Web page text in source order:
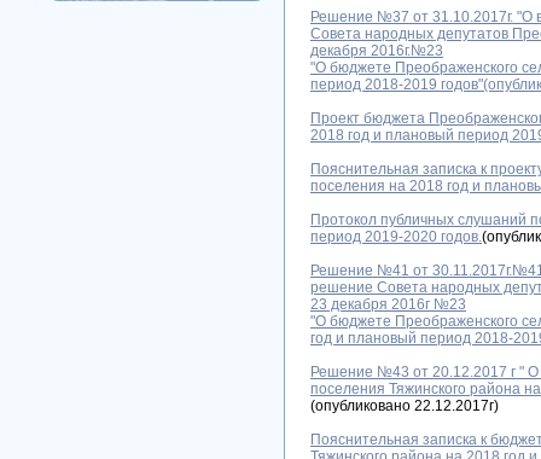
Решение №37 от 31.10.2017г. "О
Совета народных депутатов
декабря 2016г.№23
"О бюджете Преображенского
период 2018-2019
Проект бюджета
2018 год и плановый период
Пояснительная записка к
поселения на 2018 год и
Протокол публичных слушаний
период 2019-2020 годов.
Решение №41 от
решение Совета народных
23 декабря 2016г №23
"О бюджете Преображенского
год и плановый период 2018-
Решение №43 от 20.12.2017 г " О
поселения Тяжинского района
(опубликовано 22.12.2017г)
Пояснительная записка к